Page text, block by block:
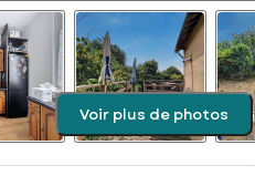
Voir plus de photos